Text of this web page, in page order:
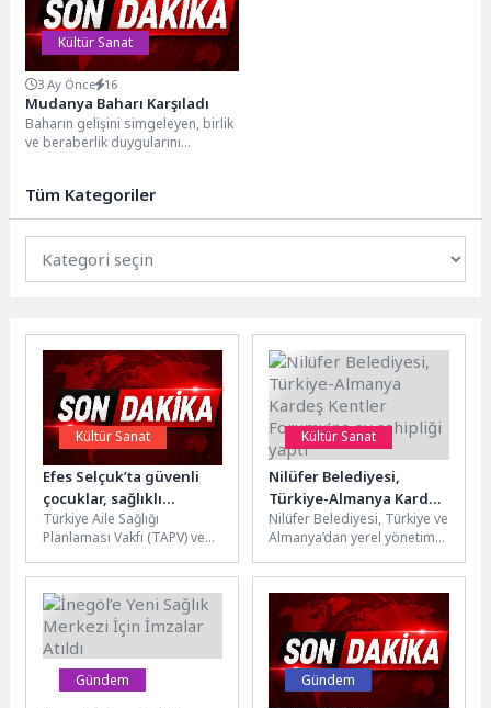
Kültür Sanat
3 Ay Önce 16
Mudanya Baharı Karşıladı
Baharın gelişini simgeleyen, birlik
ve beraberlik duygularını
Belediye Başkanı...
Tüm Kategoriler
Kültür Sanat
Efes Selçuk’ta güvenli
çocuklar, sağlıklı
kadınlar için atölyeler
sürüyor
Türkiye Aile Sağlığı
Planlaması Vakfı (TAPV) ve
İstismarı ile Mücadele
Derneği (UCİM)...
Kültür Sanat
Nilüfer Belediyesi,
Türkiye-Almanya Kardeş
Kentler Forumu’na ev
sahipliği yaptı
Nilüfer Belediyesi, Türkiye ve
Almanya’dan yerel yönetim
kuruluşlarını “Şehrini
Tasarla” başlığı...
Gündem Gündem